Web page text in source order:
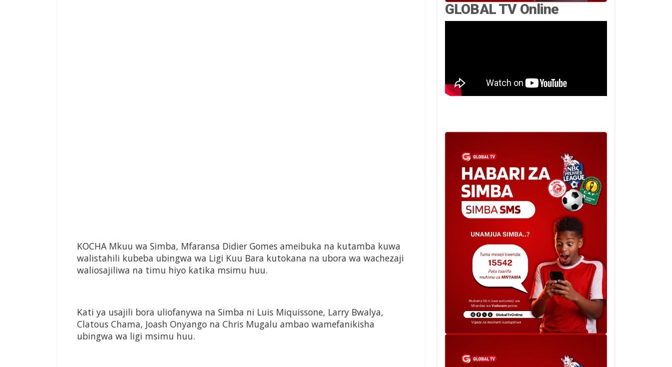
KOCHA Mkuu wa Simba, Mfaransa Didier Gomes ameibuka na kutamba kuwa
walistahili kubeba ubingwa wa Ligi Kuu Bara kutokana na ubora wa wachezaji
waliosajiliwa na timu hiyo katika msimu huu.
Kati ya usajili bora uliofanywa na Simba ni Luis Miquissone, Larry Bwalya,
Clatous Chama, Joash Onyango na Chris Mugalu ambao wamefanikisha
ubingwa wa ligi msimu huu.
GLOBAL TV Online